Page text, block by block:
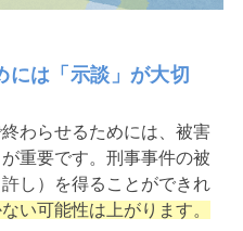
には「示談」が大切
わらせるためには、被害
重要です。刑事事件の被
し）を得ることができれ
い可能性は上がります。